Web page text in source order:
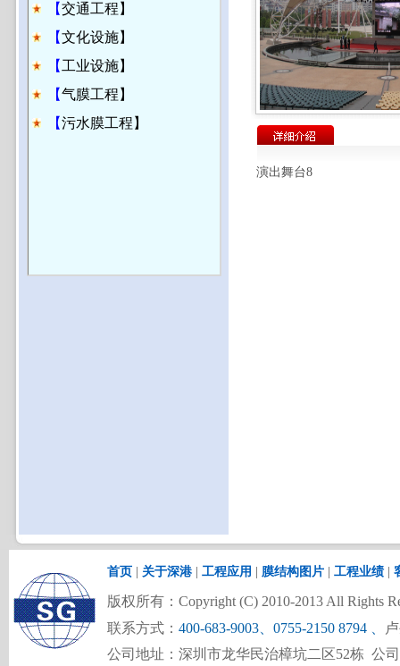
【交通工程】
【文化设施】
【 工业设施】
【气膜工程】
【污水膜工程】
演出舞台8
首页 关于深港 |工程应用 膜结构图片 |工程业绩|
版权所有：Copyright (C) 2010-2013 All Rights
联系方式：400-683-9003、0755-2150 8794
公司地址：深圳市龙华民治樟坑二区52栋 公